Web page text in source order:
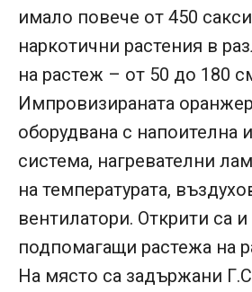
имало повече от 450
наркотични растения в
на растеж – от 50 до 180
Импровизираната
оборудвана с напоителна
система, нагревателни
на температурата,
вентилатори. Открити са
подпомагащи растежа на
На място са задържани